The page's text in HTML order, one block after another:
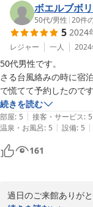
タッフ一同心お待ち
2025-03-12
ボエルブボリ
50代/男性 |20件
5 2024
レジャー 一人 2024
50代男性です。
さる台風絡みの時に宿
で慌てて予約したので
行けば私達だけであと
それにも関わらず丁寧
素晴らしいお料理に舌
部屋に戻れば窓からは
中はリニューアルして
大切な人の嬉しそう
続きを読む
部屋: 5 | 接客・サービス: 5
温泉・お風呂: 5 | 設備: 5 |
161
過日のご来館ありが